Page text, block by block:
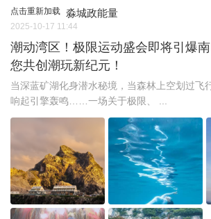
点击重新加载 淼城政能量
2025-10-17 11:44
潮动湾区！极限运动盛会即将引爆
您共创潮玩新纪元！
当深蓝矿湖化身潜水秘境，当森林上空划过飞
响起引擎轰鸣……一场关于极限、 ...